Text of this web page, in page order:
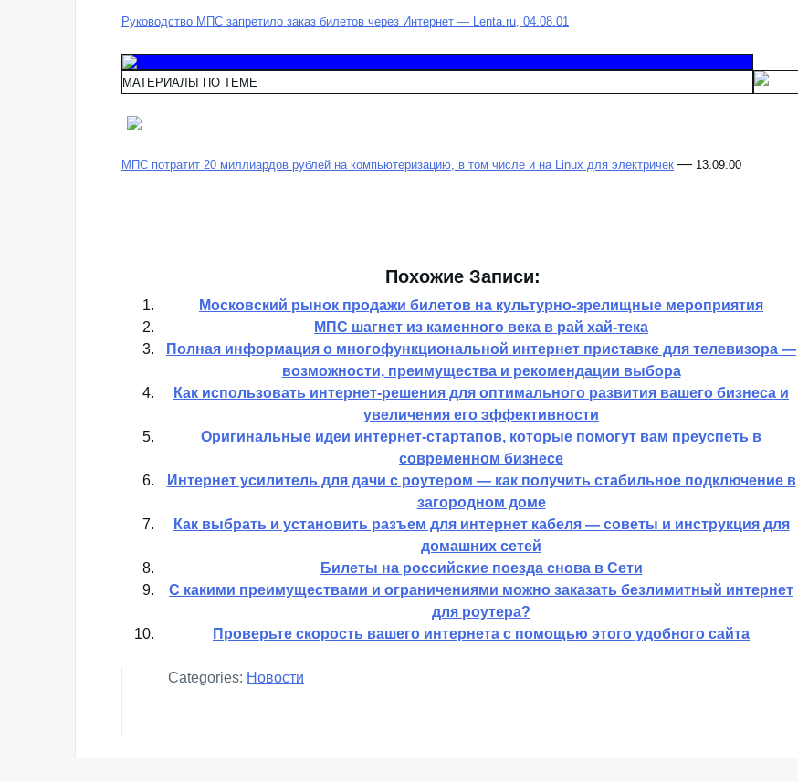
Руководство МПС запретило заказ билетов через Интернет — Lenta.ru, 04.08.01
МАТЕРИАЛЫ ПО ТЕМЕ
МПС потратит 20 миллиардов рублей на компьютеризацию, в том числе и на Linux для электричек — 13.09.00
Похожие Записи:
Московский рынок продажи билетов на культурно-зрелищные мероприятия
МПС шагнет из каменного века в рай хай-тека
Полная информация о многофункциональной интернет приставке для телевизора —
возможности, преимущества и рекомендации выбора
Как использовать интернет-решения для оптимального развития вашего бизнеса и
увеличения его эффективности
Оригинальные идеи интернет-стартапов, которые помогут вам преуспеть в
современном бизнесе
Интернет усилитель для дачи с роутером — как получить стабильное подключение в
загородном доме
Как выбрать и установить разъем для интернет кабеля — советы и инструкция для
домашних сетей
Билеты на российские поезда снова в Сети
С какими преимуществами и ограничениями можно заказать безлимитный интернет
для роутера?
Проверьте скорость вашего интернета с помощью этого удобного сайта
Categories: Новости